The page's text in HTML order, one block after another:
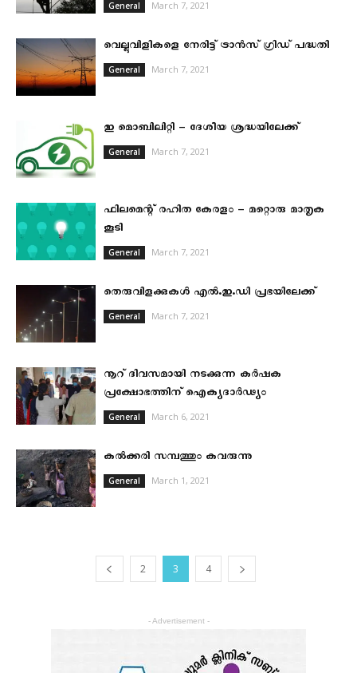
General March 7, 2021
വെല്ലുവിളികളെ നേരിട്ട് ട്രാൻസ് ഗ്രിഡ് പദ്ധതി
General March 7, 2021
ഇ മൊബിലിറ്റി – ദേശീയ ശ്രദ്ധയിലേക്ക്
General March 7, 2021
ഫിലമെന്റ് രഹിത കേരളം – മറ്റൊരു മാതൃക
കൂടി
General March 7, 2021
തെരുവിളക്കുകൾ എൽ.ഇ.ഡി പ്രഭയിലേക്ക്
General March 7, 2021
നൂറ് ദിവസമായി നടക്കുന്ന കര്‍ഷക
പ്രക്ഷോഭത്തിന് ഐക്യദാര്‍ഢ്യം
General March 6, 2021
കൽക്കരി സമ്പത്തും കവരുന്നു
General March 1, 2021
2 3 4
- Advertisement -